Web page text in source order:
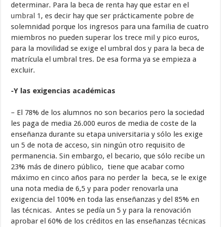
determinar. Para la beca de renta hay que estar en el
umbral 1 , es decir hay que ser prácticamente pobre de
solemnidad porque los ingresos para una familia de cuatro
miembros no pueden superar los trece mil y pico euros,
para la movilidad se exige el umbral dos y para la beca de
matrícula el umbral tres. De esa forma ya se empieza a
excluir.
-Y las exigencias académicas
– El 78% de los alumnos no son becarios pero la sociedad
les paga de media 26.000 euros de media de coste de la
enseñanza durante su etapa universitaria y sólo les exige
un 5 de nota de acceso, sin ningún otro requisito de
permanencia. Sin embargo, el becario, que sólo recibe un
23% más de dinero público, tiene que acabar como
máximo en cinco años para no perder la beca, se le exige
una nota media de 6,5 y para poder renovarla una
exigencia del 100% en toda las enseñanzas y del 85% en
las técnicas. Antes se pedía un 5 y para la renovación
aprobar el 60% de los créditos en las enseñanzas técnicas